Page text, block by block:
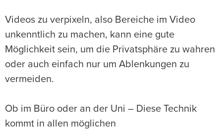
Videos zu verpixeln, also Bereiche im Video
unkenntlich zu machen, kann eine gute
Möglichkeit sein, um die Privatsphäre zu wahren
oder auch einfach nur um Ablenkungen zu
vermeiden.
Ob im Büro oder an der Uni – Diese Technik
kommt in allen möglichen